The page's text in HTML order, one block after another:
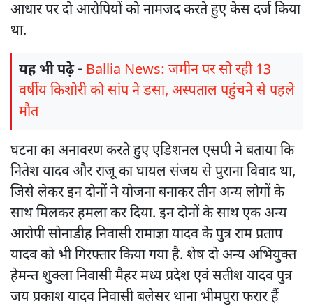
आधार पर दो आरोपियों को नामजद करते हुए केस दर्ज किया
था.
यह भी पढ़े - Ballia News: जमीन पर सो रही 13
वर्षीय किशोरी को सांप ने डसा, अस्पताल पहुंचने से पहले
मौत
घटना का अनावरण करते हुए एडिशनल एसपी ने बताया कि
नितेश यादव और राजू का घायल संजय से पुराना विवाद था,
जिसे लेकर इन दोनों ने योजना बनाकर तीन अन्य लोगों के
साथ मिलकर हमला कर दिया. इन दोनों के साथ एक अन्य
आरोपी सोनाडीह निवासी रामाज्ञा यादव के पुत्र राम प्रताप
यादव को भी गिरफ्तार किया गया है. शेष दो अन्य अभियुक्त
हेमन्त शुक्ला निवासी मैहर मध्य प्रदेश एवं सतीश यादव पुत्र
जय प्रकाश यादव निवासी बलेसर थाना भीमपुरा फरार हैं